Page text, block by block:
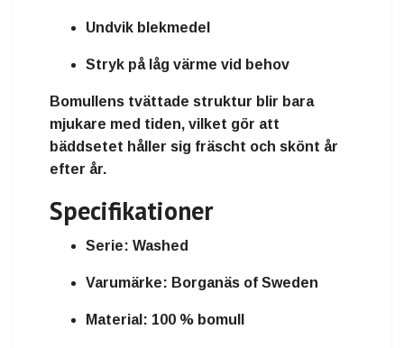
Undvik blekmedel
Stryk på låg värme vid behov
Bomullens tvättade struktur blir bara
mjukare med tiden, vilket gör att
bäddsetet håller sig fräscht och skönt år
efter år.
Specifikationer
Serie: Washed
Varumärke: Borganäs of Sweden
Material: 100 % bomull